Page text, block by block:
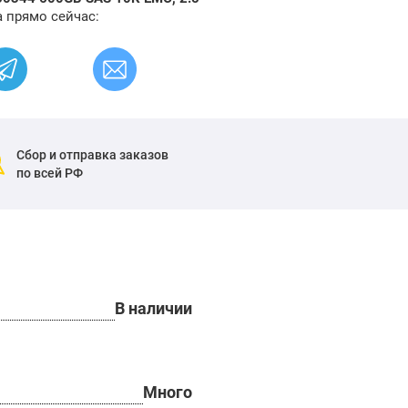
прямо сейчас:
Сбор и отправка заказов
по всей РФ
В наличии
Много